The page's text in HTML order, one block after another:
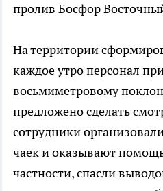
пролив Босфор
На территории
каждое утро персонал
восьмиметровому
предложено сделать
сотрудники
чаек и оказывают
частности, спасли